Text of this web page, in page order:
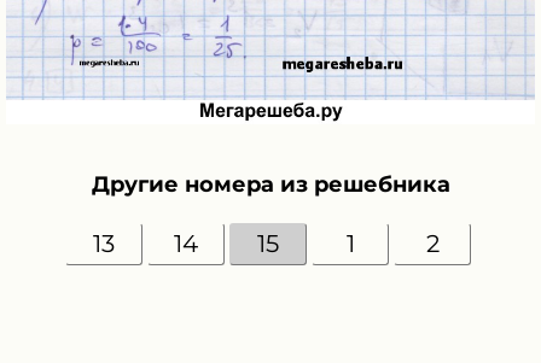
Другие номера из решебника
13 14 15 1 2